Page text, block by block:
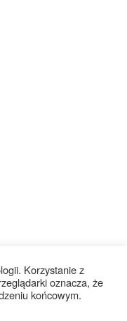
Korzystanie z
oznacza, że
końcowym.